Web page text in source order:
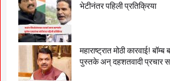
भेटीनंतर पहिली प्रतिक्रिया
महाराष्ट्रात मोठी कारवाई! बॉम्ब
पुस्तके अन् दहशतवादी प्रचार